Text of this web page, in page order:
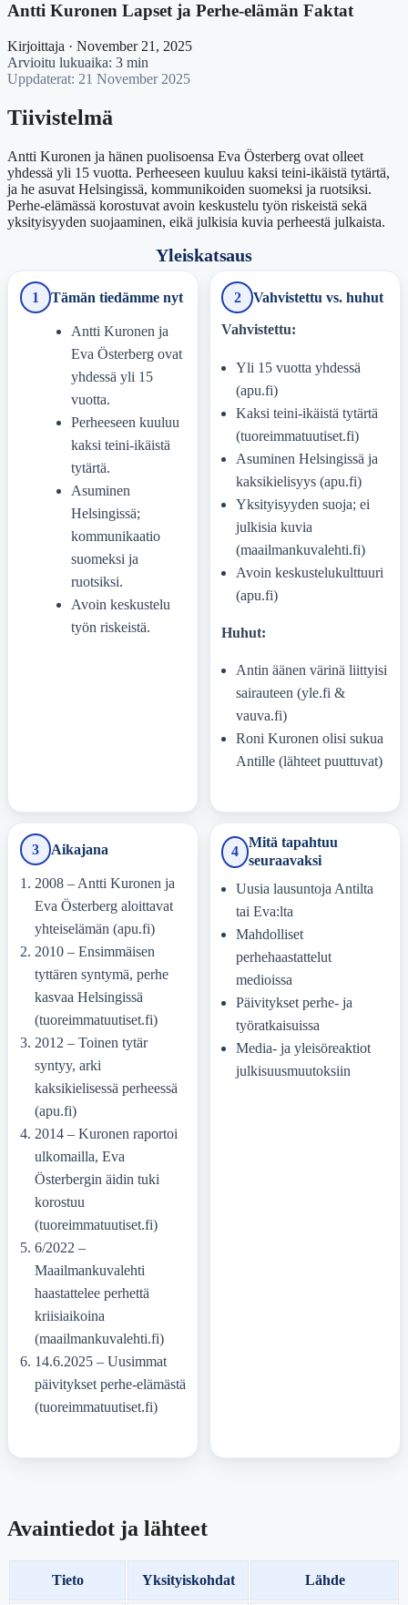
Antti Kuronen Lapset ja Perhe-elämän Faktat
Kirjoittaja · November 21, 2025
Arvioitu lukuaika: 3 min
Uppdaterat: 21 November 2025
Tiivistelmä
Antti Kuronen ja hänen puolisoensa Eva Österberg ovat olleet
yhdessä yli 15 vuotta. Perheeseen kuuluu kaksi teini-ikäistä tytärtä,
ja he asuvat Helsingissä, kommunikoiden suomeksi ja ruotsiksi.
Perhe-elämässä korostuvat avoin keskustelu työn riskeistä sekä
yksityisyyden suojaaminen, eikä julkisia kuvia perheestä julkaista.
Yleiskatsaus
1 Tämän tiedämme nyt
Antti Kuronen ja
Eva Österberg ovat
yhdessä yli 15
vuotta.
Perheeseen kuuluu
kaksi teini-ikäistä
tytärtä.
Asuminen
Helsingissä;
kommunikaatio
suomeksi ja
ruotsiksi.
Avoin keskustelu
työn riskeistä.
2 Vahvistettu vs. huhut
Vahvistettu:
Yli 15 vuotta yhdessä
(apu.fi)
Kaksi teini-ikäistä tytärtä
(tuoreimmatuutiset.fi)
Asuminen Helsingissä ja
kaksikielisyys (apu.fi)
Yksityisyyden suoja; ei
julkisia kuvia
(maailmankuvalehti.fi)
Avoin keskustelukulttuuri
(apu.fi)
Huhut:
Antin äänen värinä liittyisi
sairauteen (yle.fi &
vauva.fi)
Roni Kuronen olisi sukua
Antille (lähteet puuttuvat)
3 Aikajana
2008– Antti Kuronen ja
Eva Österberg aloittavat
yhteiselämän (apu.fi)
2010– Ensimmäisen
tyttären syntymä, perhe
kasvaa Helsingissä
(tuoreimmatuutiset.fi)
2012 – Toinen tytär
syntyy, arki
kaksikielisessä perheessä
(apu.fi)
2014– Kuronen raportoi
ulkomailla, Eva
Österbergin äidin tuki
korostuu
(tuoreimmatuutiset.fi)
6/2022 –
Maailmankuvalehti
haastattelee perhettä
kriisiaikoina
(maailmankuvalehti.fi)
14.6.2025– Uusimmat
päivitykset perhe-elämästä
(tuoreimmatuutiset.fi)
4
Mitä tapahtuu
seuraavaksi
Uusia lausuntoja Antilta
tai Eva:lta
Mahdolliset
perhehaastattelut
medioissa
Päivitykset perhe- ja
työratkaisuissa
Media- ja yleisöreaktiot
julkisuusmuutoksiin
Avaintiedot ja lähteet
Tieto Yksityiskohdat Lähde